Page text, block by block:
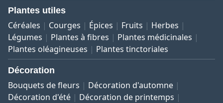
Plantes utiles
Céréales Courges Épices Fruits
Herbes
Légumes
Plantes à fibres
Plantes médicinales
Plantes oléagineuses
Plantes tinctoriales
Décoration
Bouquets de fleurs
Décoration d'automne
Décoration d'été
Décoration de printemps